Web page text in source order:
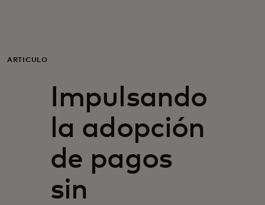
Para empresas
Para el mundo
Para innovadores
Noticias y tendencias
ARTÍCULO
Impulsando
la adopción
de pagos
sin